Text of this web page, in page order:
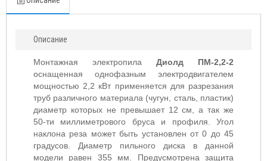
Описание
Монтажная электропила Диолд ПМ-2,2-2
оснащенная однофазным электродвигателем
мощностью 2,2 кВт применяется для разрезания
труб различного материала (чугун, сталь, пластик)
диаметр которых не превышает 12 см, а так же
50-ти миллиметрового бруса и профиля. Угол
наклона реза может быть установлен от 0 до 45
градусов. Диаметр пильного диска в данной
модели равен 355 мм. Предусмотрена защита